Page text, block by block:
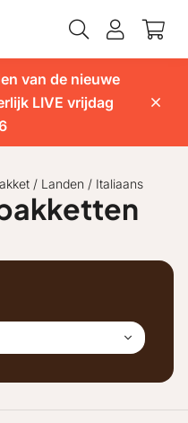
van de nieuwe
LIVE vrijdag
/ Landen / Italiaans